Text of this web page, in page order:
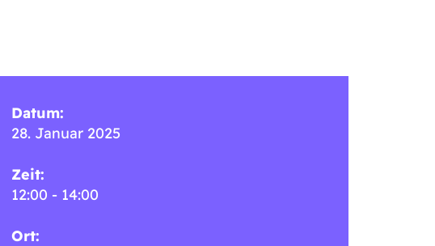
Datum:
28. Januar 2025
Zeit:
12:00 - 14:00
Ort: